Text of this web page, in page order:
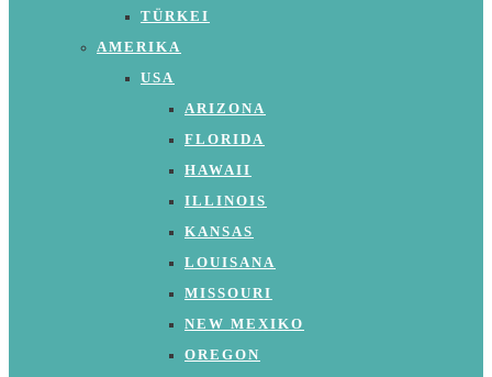
TÜRKEI
AMERIKA
USA
ARIZONA
FLORIDA
HAWAII
ILLINOIS
KANSAS
LOUISANA
MISSOURI
NEW MEXIKO
OREGON